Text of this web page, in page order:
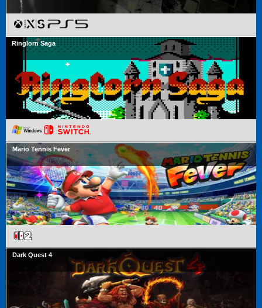
Ringlorn Saga
Mario Tennis Fever
Dark Quest 4